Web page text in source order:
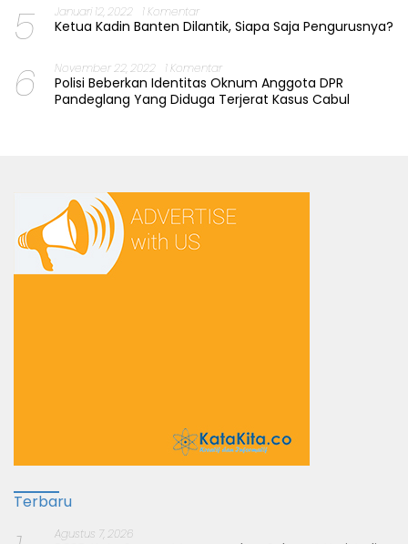
5 Januari 12, 2022 1 Komentar
Ketua Kadin Banten Dilantik, Siapa Saja Pengurusnya?
6 November 22, 2022 1 Komentar
Polisi Beberkan Identitas Oknum Anggota DPR
Pandeglang Yang Diduga Terjerat Kasus Cabul
Terbaru
Agustus 7, 2026